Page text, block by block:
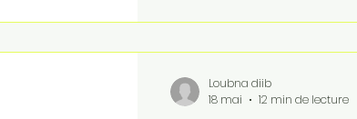
reproduction fidèle
quel mécanisme
professionnelle.
Loubna diib
18 mai
12 min de lecture